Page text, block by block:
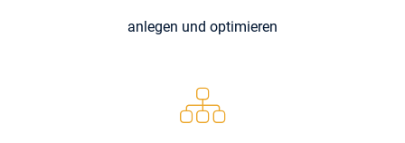
anlegen und optimieren